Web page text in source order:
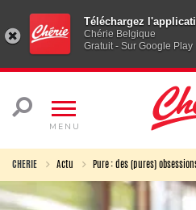
Téléchargez
Chérie Belgique
Gratuit - Sur Google Play
MENU
CHERIE Actu Pure : des (pures)